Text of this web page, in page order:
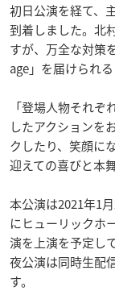
初日公演を経て、
到着しました。北
すが、万全な対策
age」を届けられ
「登場人物それ
したアクションを
クしたり、笑顔に
迎えての喜びと本
本公演は2021年1
にヒューリックホ
演を上演を予定し
夜公演は同時生配
す。